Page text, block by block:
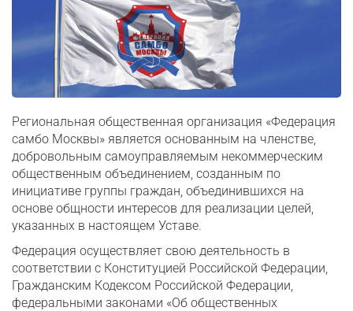
Региональная общественная организация «Федерация
самбо Москвы» является основанным на членстве,
добровольным самоуправляемым некоммерческим
общественным объединением, созданным по
инициативе группы граждан, объединившихся на
основе общности интересов для реализации целей,
указанных в настоящем Уставе.
Федерация осуществляет свою деятельность в
соответствии с Конституцией Российской Федерации,
Гражданским Кодексом Российской Федерации,
федераль­­­ными законами «Об общественных